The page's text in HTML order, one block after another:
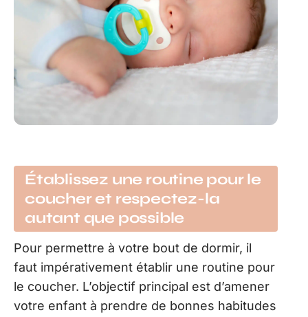
Établissez une routine pour le
coucher et respectez-la
autant que possible
Pour permettre à votre bout de dormir, il
faut impérativement établir une routine pour
le coucher. L’objectif principal est d’amener
votre enfant à prendre de bonnes habitudes